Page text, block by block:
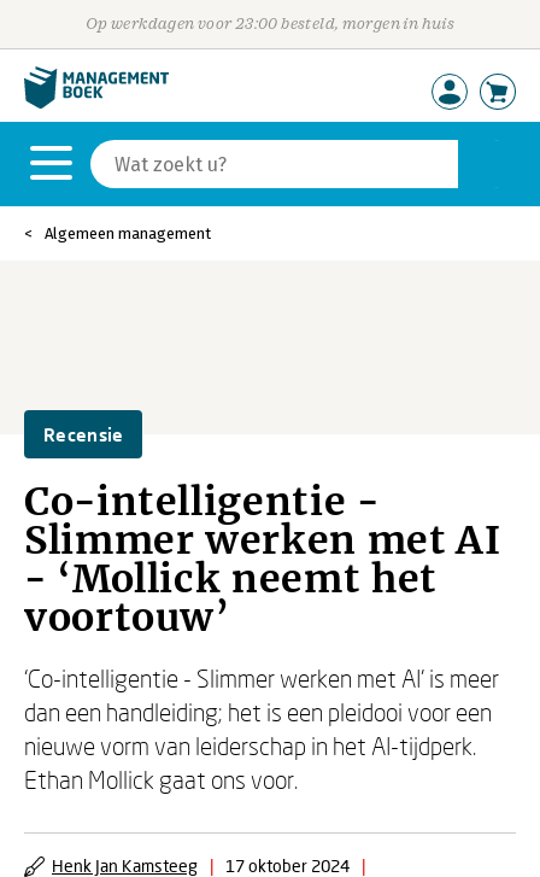
Op werkdagen voor 23:00 besteld, morgen in huis
Algemeen management
Recensie
Co-intelligentie -
Slimmer werken met AI
- ‘Mollick neemt het
voortouw’
‘Co-intelligentie - Slimmer werken met AI’ is meer
dan een handleiding; het is een pleidooi voor een
nieuwe vorm van leiderschap in het AI-tijdperk.
Ethan Mollick gaat ons voor.
Henk Jan Kamsteeg | 17 oktober 2024
|